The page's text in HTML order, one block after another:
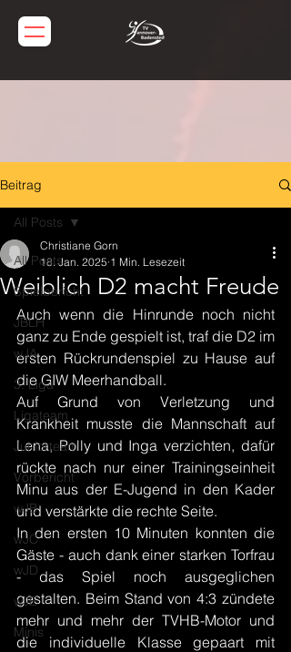
Beitrag
All Posts
Spielbericht
JBLH
wJA
3. Liga
Ligateam
Juniorteam
Vorbericht
wJB
wJC
wJD
wJE
Minis
All Posts
Weiblich D2 macht Freude
Christiane Gorn
18. Jan. 2025 1 Min. Lesezeit
Auch wenn die Hinrunde noch nicht
ganz zu Ende gespielt ist, traf die D2 im
ersten Rückrundenspiel zu Hause auf
die GIW Meerhandball.
Auf Grund von Verletzung und
Krankheit musste die Mannschaft auf
Lena, Polly und Inga verzichten, dafür
rückte nach nur einer Trainingseinheit
Minu aus der E-Jugend in den Kader
und verstärkte die rechte Seite.
In den ersten 10 Minuten konnten die
Gäste - auch dank einer starken Torfrau
- das Spiel noch ausgeglichen
gestalten. Beim Stand von 4:3 zündete
mehr und mehr der TVHB-Motor und
die individuelle Klasse gepaart mit